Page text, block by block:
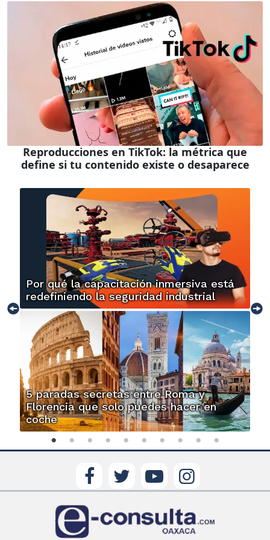
Reproducciones en TikTok: la métrica que
define si tu contenido existe o desaparece
Por qué la capacitación inmersiva está
redefiniendo la seguridad industrial
5 paradas secretas entre Roma y
Florencia que solo puedes hacer en
coche